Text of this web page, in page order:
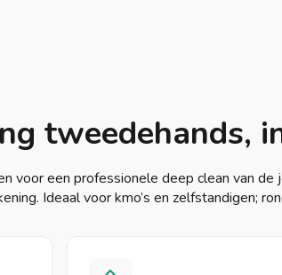
tweedehands,
voor een professionele deep clean van
Ideaal voor kmo’s en zelfstandigen;